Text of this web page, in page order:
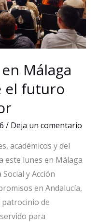
Málaga
el futuro
/ Deja un comentario
académicos y del
este lunes en Málaga
y Acción
en Andalucía,
de
para